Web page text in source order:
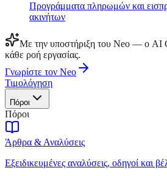
Προγράμματα πληρωμών και
ακινήτων
Με την υποστήριξη του Neo — ο AI
κάθε ροή εργασίας.
Γνωρίστε τον Neo
Τιμολόγηση
Πόροι
Πόροι
Άρθρα & Αναλύσεις
Εξειδικευμένες αναλύσεις, οδηγοί και